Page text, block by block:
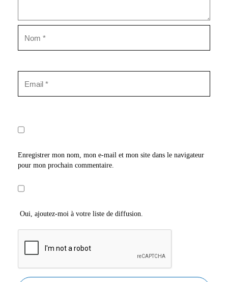
Enregistrer mon nom, mon e-mail et mon site dans le navigateur
pour mon prochain commentaire.
Oui, ajoutez-moi à votre liste de diffusion.